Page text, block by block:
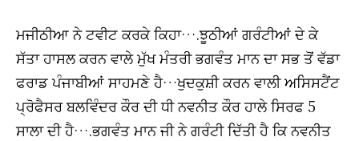
ਮਜੀਠੀਆ ਨੇ ਟਵੀਟ ਕਰਕੇ ਕਿਹਾ….ਝੂਠੀਆਂ ਗਰੰਟੀਆਂ ਦੇ ਕੇ
ਸੱਤਾ ਹਾਸਲ ਕਰਨ ਵਾਲੇ ਮੁੱਖ ਮੰਤਰੀ ਭਗਵੰਤ ਮਾਨ ਦਾ ਸਭ ਤੋਂ ਵੱਡਾ
ਫਰਾਡ ਪੰਜਾਬੀਆਂ ਸਾਹਮਣੇ ਹੈ…ਖੁਦਕੁਸ਼ੀ ਕਰਨ ਵਾਲੀ ਅਸਿਸਟੈਂਟ
ਪ੍ਰੋਫੈਸਰ ਬਲਵਿੰਦਰ ਕੌਰ ਦੀ ਧੀ ਨਵਨੀਤ ਕੌਰ ਹਾਲੇ ਸਿਰਫ 5
ਸਾਲਾ ਦੀ ਹੈ….ਭਗਵੰਤ ਮਾਨ ਜੀ ਨੇ ਗਰੰਟੀ ਦਿੱਤੀ ਹੈ ਕਿ ਨਵਨੀਤ